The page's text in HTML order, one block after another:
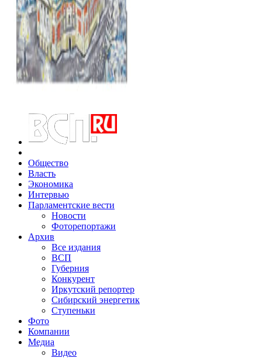
Общество
Власть
Экономика
Интервью
Парламентские вести
Новости
Фоторепортажи
Архив
Все издания
ВСП
Губерния
Конкурент
Иркутский репортер
Сибирский энергетик
Ступеньки
Фото
Компании
Медиа
Видео